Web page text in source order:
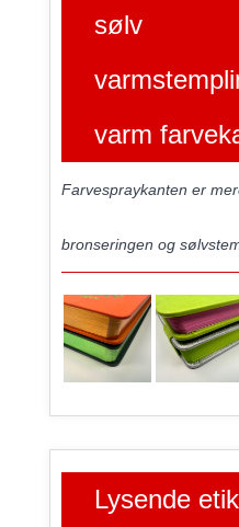
sølv
varm
Farvespraykanten er
bronseringen og
Lysende